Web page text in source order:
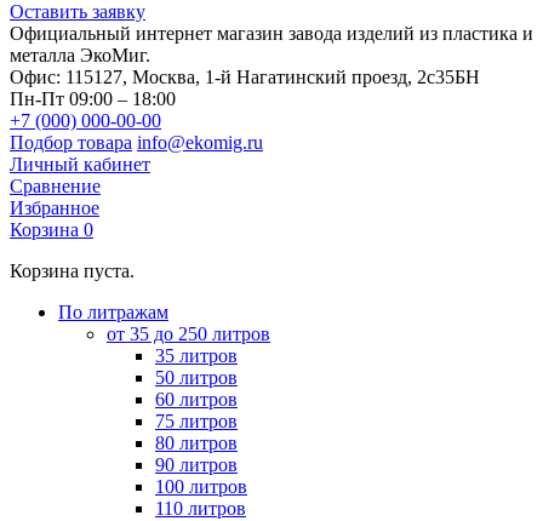
Оставить заявку
Официальный интернет магазин завода изделий из пластика и
металла ЭкоМиг.
Офис: 115127, Москва, 1-й Нагатинский проезд, 2с35БН
Пн-Пт 09:00 – 18:00
+7 (000) 000-00-00
Подбор товара info@ekomig.ru
Личный кабинет
Сравнение
Избранное
Корзина 0
Корзина пуста.
По литражам
от 35 до 250 литров
35 литров
50 литров
60 литров
75 литров
80 литров
90 литров
100 литров
110 литров